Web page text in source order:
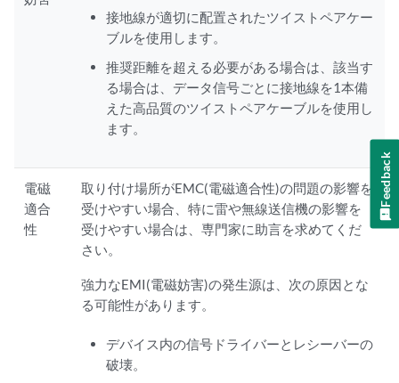
接地線が適切に配置されたツイストペアケー
ブルを使用します。
推奨距離を超える必要がある場合は、該当す
る場合は、データ信号ごとに接地線を1本備
えた高品質のツイストペアケーブルを使用し
ます。
電磁
適合
性
取り付け場所がEMC(電磁適合性)の問題の影響を
受けやすい場合、特に雷や無線送信機の影響を
受けやすい場合は、専門家に助言を求めてくだ
さい。
強力なEMI(電磁妨害)の発生源は、次の原因とな
る可能性があります。
デバイス内の信号ドライバーとレシーバーの
破壊。
Feedback